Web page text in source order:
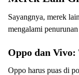
Sayangnya, merek
mengalami penurunan
Oppo dan
Oppo harus puas di